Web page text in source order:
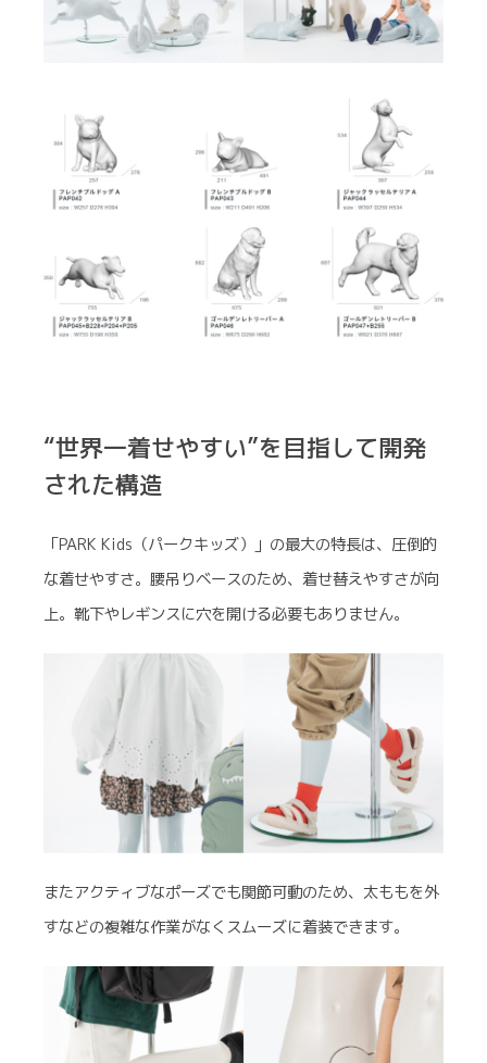
“世界一着せやすい”を目指して開発
された構造
「PARK Kids（パークキッズ）」の最大の特長は、圧倒的
な着せやすさ。腰吊りベースのため、着せ替えやすさが向
上。靴下やレギンスに穴を開ける必要もありません。
またアクティブなポーズでも関節可動のため、太ももを外
すなどの複雑な作業がなくスムーズに着装できます。